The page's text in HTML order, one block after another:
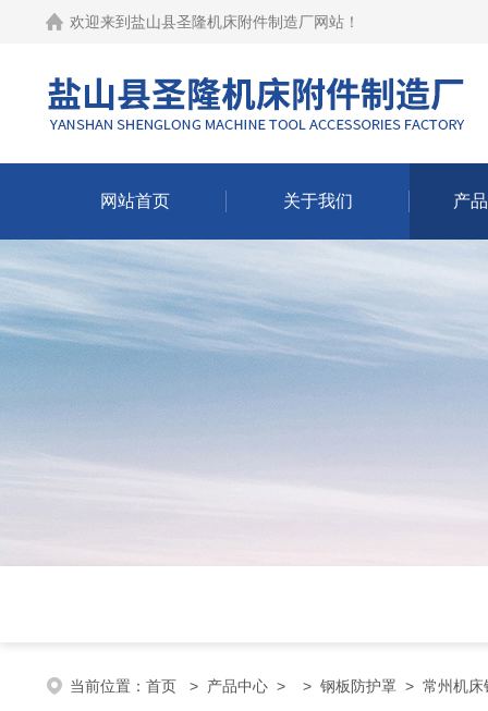
欢迎来到 盐山县圣隆机床附件制造厂网站 ！
网站首页 关于我们 产
当前位置： 首页 > 产品中心 > > 钢板防护罩 > 常州机床